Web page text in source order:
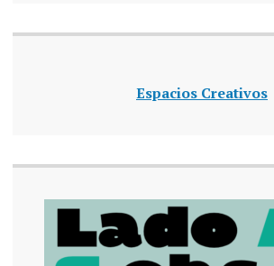
Espacios Creativos